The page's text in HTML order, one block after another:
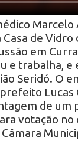
Marcelo
de Vidro
em
e trabalha, e
Seridó. O
Lucas
de um
votação